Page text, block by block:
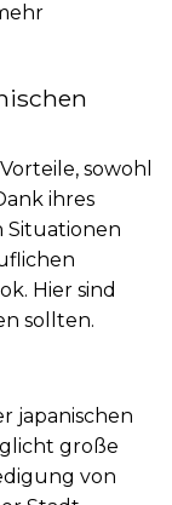
sowohl
ihres
Situationen
Hier sind
sollten.
japanischen
große
von